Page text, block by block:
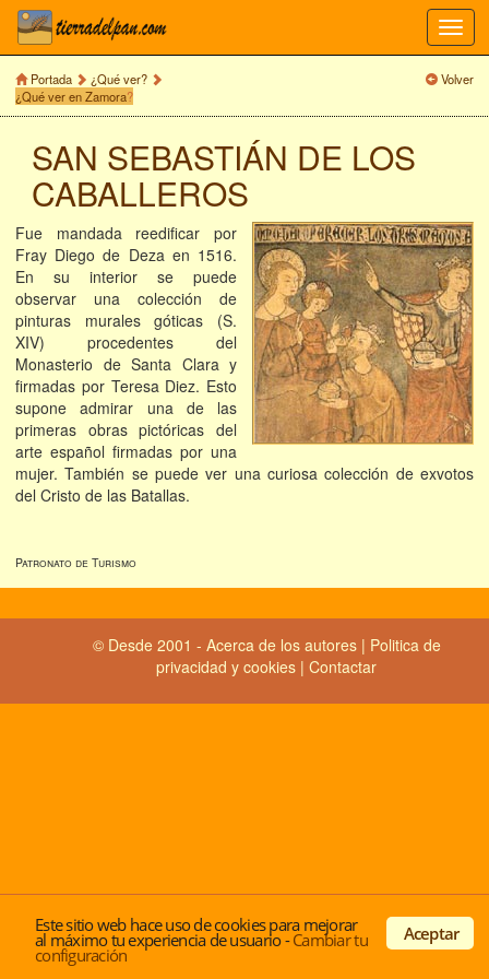
Este sitio web hace uso de cookies para mejorar
al máximo tu experiencia de usuario-Cambiar tu
configuración
Aceptar
Portada
¿Qué ver?
¿Qué ver en Zamora?
Volver
SAN SEBASTIÁN DE LOS
CABALLEROS
Fue mandada reedificar por
Fray Diego de Deza en 1516.
En su interior se puede
observar una colección de
pinturas murales góticas (S.
XIV) procedentes del
Monasterio de Santa Clara y
firmadas por Teresa Diez. Esto
supone admirar una de las
primeras obras pictóricas del
arte español firmadas por una
mujer. También se puede ver una curiosa colección de exvotos
del Cristo de las Batallas.
Patronato de Turismo
© Desde 2001 - Acerca de los autores| Politica de
privacidad y cookies | Contactar